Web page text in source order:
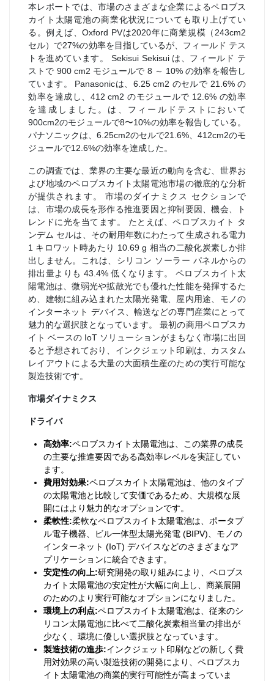
本レポートでは、市場のさまざまな企業によるペロブス
カイト太陽電池の商業化状況についても取り上げてい
る。例えば、Oxford PVは2020年に商業規模（243cm2
セル）で27%の効率を目指しているが、フィールド テス
トを進めています。 Sekisui Sekisui は、フィールド テ
ストで 900 cm2 モジュールで 8 ～ 10% の効率を報告し
ています。 Panasonicは、6.25 cm2 のセルで 21.6% の
効率を達成し、412 cm2 のモジュールで 12.6% の効率
を達成しました。は、フィールドテストにおいて
900cm2のモジュールで8〜10%の効率を報告している。
パナソニックは、6.25cm2のセルで21.6%、412cm2のモ
ジュールで12.6%の効率を達成した。
この調査では、業界の主要な最近の動向を含む、世界お
よび地域のペロブスカイト太陽電池市場の徹底的な分析
が提供されます。 市場のダイナミクス セクションで
は、市場の成長を形作る推進要因と抑制要因、機会、ト
レンドに光を当てます。 たとえば、ペロブスカイト タ
ンデム セルは、その耐用年数にわたって生成される電力
1 キロワット時あたり 10.69 g 相当の二酸化炭素しか排
出しません。これは、シリコン ソーラー パネルからの
排出量よりも 43.4% 低くなります。 ペロブスカイト太
陽電池は、微弱光や拡散光でも優れた性能を発揮するた
め、建物に組み込まれた太陽光発電、屋内用途、モノの
インターネット デバイス、輸送などの専門産業にとって
魅力的な選択肢となっています。 最初の商用ペロブスカ
イト ベースの IoT ソリューションがまもなく市場に出回
ると予想されており、インクジェット印刷は、カスタム
レイアウトによる大量の大面積生産のための実行可能な
製造技術です。
市場ダイナミクス
ドライバ
高効率:ペロブスカイト太陽電池は、この業界の成長
の主要な推進要因である高効率レベルを実証してい
ます。
費用対効果:ペロブスカイト太陽電池は、他のタイプ
の太陽電池と比較して安価であるため、大規模な展
開にはより魅力的なオプションです。
柔軟性:柔軟なペロブスカイト太陽電池は、ポータブ
ル電子機器、ビル一体型太陽光発電 (BIPV)、モノの
インターネット (IoT) デバイスなどのさまざまなア
プリケーションに統合できます。
安定性の向上:研究開発の取り組みにより、ペロブス
カイト太陽電池の安定性が大幅に向上し、商業展開
のためのより実行可能なオプションになりました。
環境上の利点:ペロブスカイト太陽電池は、従来のシ
リコン太陽電池に比べて二酸化炭素相当量の排出が
少なく、環境に優しい選択肢となっています。
製造技術の進歩:インクジェット印刷などの新しく費
用対効果の高い製造技術の開発により、ペロブスカ
イト太陽電池の商業的実行可能性が高まっていま